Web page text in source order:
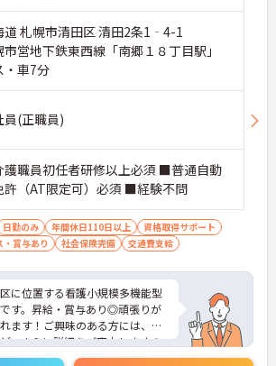
道 札幌市清田区 清田2条1‐4-1
市営地下鉄東西線「南郷１８丁目駅」
・車7分
員(正職員)
職員初任者研修以上必須 ■普通自動
許（AT限定可）必須 ■経験不問
日勤のみ 年間休日110日以上
資格取得サポート
・賞与あり 社会保険完備 交通費支給
に位置する看護小規模多機能型
す。昇給・賞与あり◎頑張りが
ます！ご興味のある方には、面
、さらに詳細をご案内しますの
ださい！